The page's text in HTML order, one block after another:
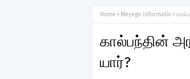
Home Meyego Informatio
கால்பந்தின்
யார்?